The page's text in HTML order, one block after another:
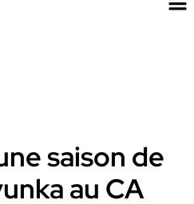
saison de
au CA